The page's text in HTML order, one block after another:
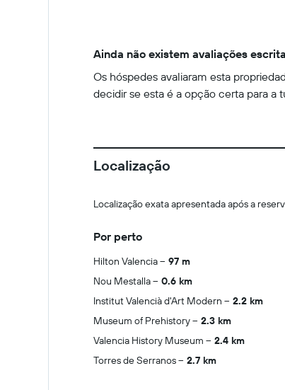
Ainda não existem avaliações
Os hóspedes avaliaram esta
decidir se esta é a opção certa para a
Localização
Localização exata apresentada após a
Por perto
Hilton Valencia
97 m
Nou Mestalla
0.6 km
Institut Valencià d'Art Modern
2.2 km
Museum of Prehistory
2.3 km
Valencia History Museum
2.4 km
Torres de Serranos
2.7 km